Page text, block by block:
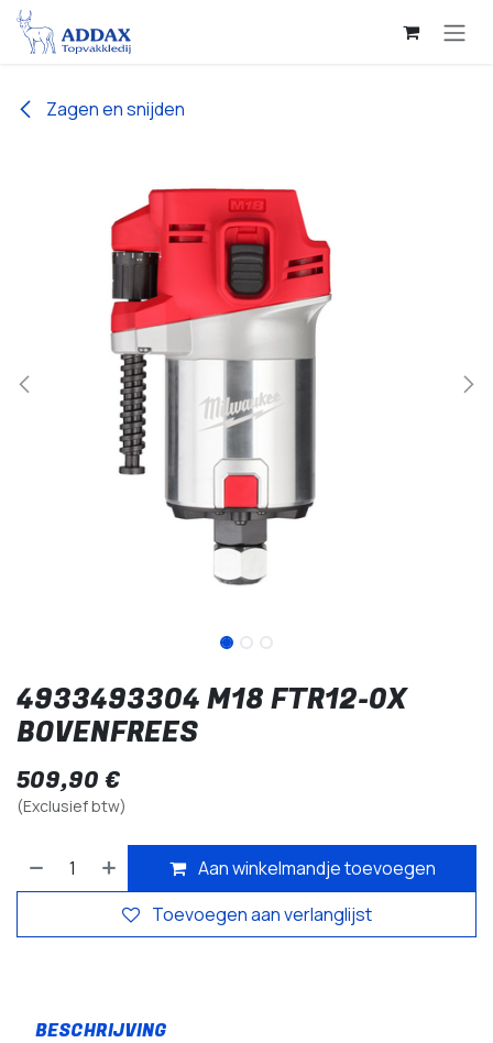
Overslaan naar inhoud
Zagen en snijden
4933493304 M18 FTR12-0X
BOVENFREES
509,90 €
(Exclusief btw)
Aan winkelmandje toevoegen
Toevoegen aan verlanglijst